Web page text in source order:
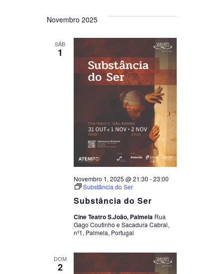
Novembro 2025
SÁB
1
Substância do Ser
Novembro 1, 2025 @ 21:30 -23:00
Substância do Ser
Cine Teatro S.João, Palmela Rua
Gago Coutinho e Sacadura Cabral,
nº1, Palmela, Portugal
DOM
2